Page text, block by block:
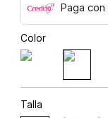
Paga con
Color
Talla